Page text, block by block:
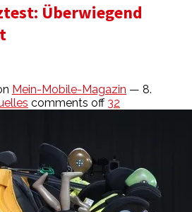
Überwiegend
Mein-Mobile-Magazin — 8.
comments off 32